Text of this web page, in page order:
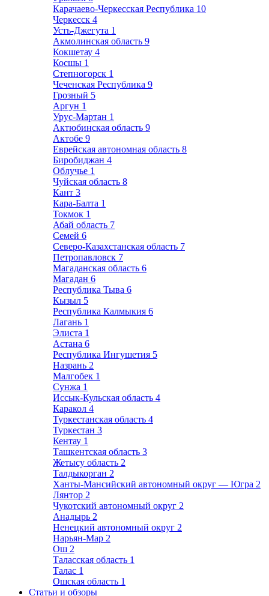
Карачаево-Черкесская Республика 10
Черкесск 4
Усть-Джегута 1
Акмолинская область 9
Кокшетау 4
Косшы 1
Степногорск 1
Чеченская Республика 9
Грозный 5
Аргун 1
Урус-Мартан 1
Актюбинская область 9
Актобе 9
Еврейская автономная область 8
Биробиджан 4
Облучье 1
Чуйская область 8
Кант 3
Кара-Балта 1
Токмок 1
Абай область 7
Семей 6
Северо-Казахстанская область 7
Петропавловск 7
Магаданская область 6
Магадан 6
Республика Тыва 6
Кызыл 5
Республика Калмыкия 6
Лагань 1
Элиста 1
Астана 6
Республика Ингушетия 5
Назрань 2
Малгобек 1
Сунжа 1
Иссык-Кульская область 4
Каракол 4
Туркестанская область 4
Туркестан 3
Кентау 1
Ташкентская область 3
Жетысу область 2
Талдыкорган 2
Ханты-Мансийский автономный округ — Югра 2
Лянтор 2
Чукотский автономный округ 2
Анадырь 2
Ненецкий автономный округ 2
Нарьян-Мар 2
Ош 2
Таласская область 1
Талас 1
Ошская область 1
Статьи и обзоры